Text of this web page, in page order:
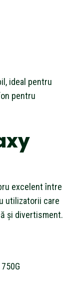
ideal pentru
pentru
excelent între
utilizatorii care
și divertisment.